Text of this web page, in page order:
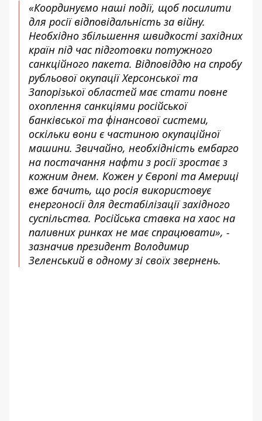
«Координуємо наші події, щоб посилити
для росії відповідальність за війну.
Необхідно збільшення швидкості західних
країн під час підготовки потужного
санкційного пакета. Відповіддю на спробу
рубльової окупації Херсонської та
Запорізької областей має стати повне
охоплення санкціями російської
банківської та фінансової системи,
оскільки вони є частиною окупаційної
машини. Звичайно, необхідність ембарго
на постачання нафти з росії зростає з
кожним днем. Кожен у Європі та Америці
вже бачить, що росія використовує
енергоносії для дестабілізації західного
суспільства. Російська ставка на хаос на
паливних ринках не має спрацювати», -
зазначив президент Володимир
Зеленський в одному зі своїх звернень.